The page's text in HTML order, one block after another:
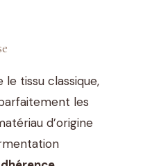
le tissu classique,
les
d’origine